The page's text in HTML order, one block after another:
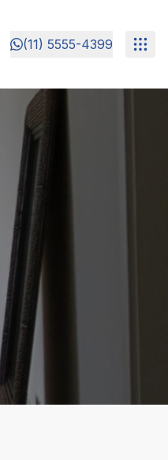
(11) 5555-4399